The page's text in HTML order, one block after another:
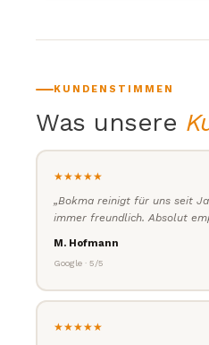
KUNDENSTIMMEN
Was unsere
★★★★★
„Bokma reinigt für uns seit
immer freundlich. Absolut
M. Hofmann
Google · 5/5
★★★★★